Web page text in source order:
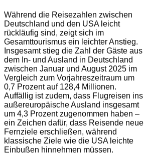
Während die Reisezahlen zwischen
Deutschland und den USA leicht
rückläufig sind, zeigt sich im
Gesamttourismus ein leichter Anstieg.
Insgesamt stieg die Zahl der Gäste aus
dem In- und Ausland in Deutschland
zwischen Januar und August 2025 im
Vergleich zum Vorjahreszeitraum um
0,7 Prozent auf 128,4 Millionen.
Auffällig ist zudem, dass Flugreisen ins
außereuropäische Ausland insgesamt
um 4,3 Prozent zugenommen haben –
ein Zeichen dafür, dass Reisende neue
Fernziele erschließen, während
klassische Ziele wie die USA leichte
Einbußen hinnehmen müssen.